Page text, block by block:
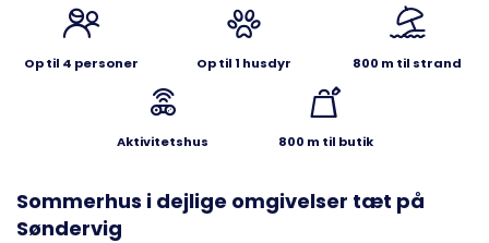
Op til 4 personer Op til 1 husdyr 800 m til strand
Aktivitetshus 800 m til butik
Sommerhus i dejlige omgivelser tæt på
Søndervig